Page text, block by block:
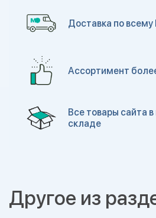
Доставка по всему
Ассортимент
Все товары сайта
складе
Другое из